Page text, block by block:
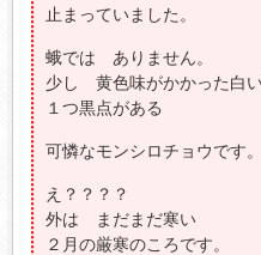
止まっていました。
蛾では ありません。
少し 黄色味がかかった白
１つ黒点がある
可憐なモンシロチョウです。
え？？？？
外は まだまだ寒い
２月の厳寒のころです。